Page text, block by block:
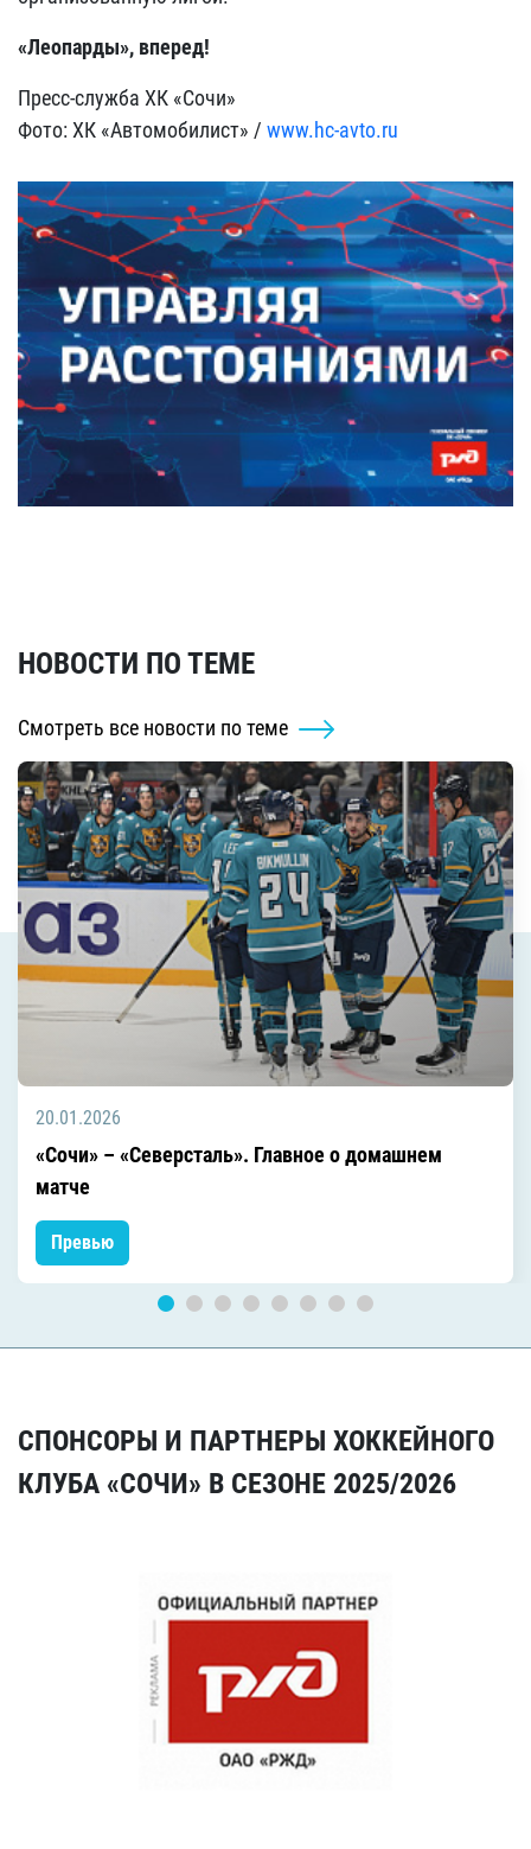
«Леопарды», вперед!
Пресс-служба ХК «Сочи»
Фото: ХК «Автомобилист» / www.hc-avto.ru
НОВОСТИ ПО ТЕМЕ
Смотреть все новости по теме
20.01.2026
«Сочи» – «Северсталь». Главное о домашнем
матче
Превью
СПОНСОРЫ И ПАРТНЕРЫ ХОККЕЙНОГО
КЛУБА «СОЧИ» В СЕЗОНЕ 2025/2026